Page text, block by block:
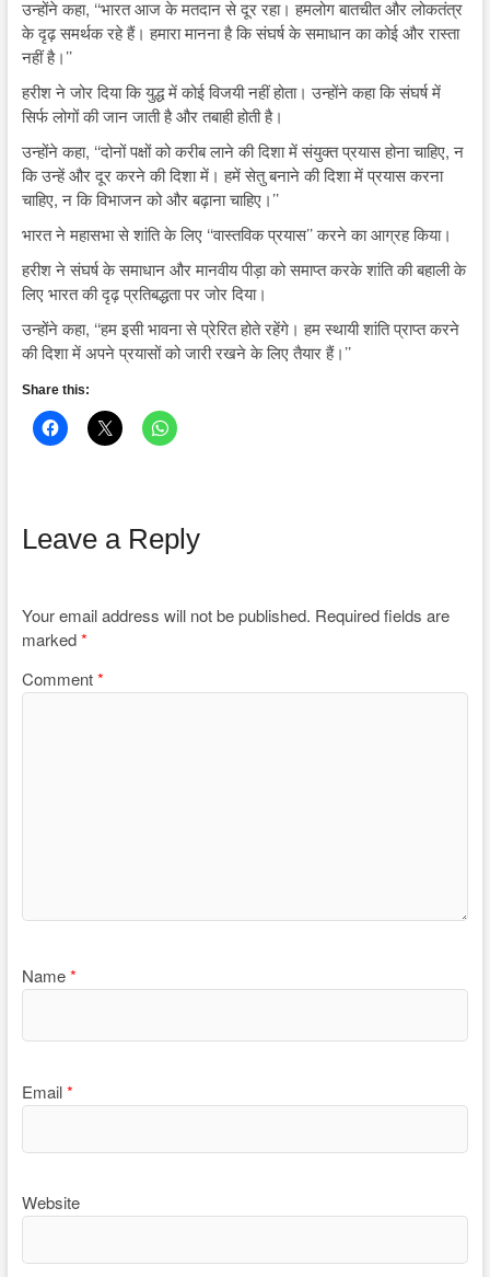
उन्होंने कहा, ‘‘भारत आज के मतदान से दूर रहा। हमलोग बातचीत और लोकतंत्र
के दृढ़ समर्थक रहे हैं। हमारा मानना है कि संघर्ष के समाधान का कोई और रास्ता
नहीं है।’’
हरीश ने जोर दिया कि युद्ध में कोई विजयी नहीं होता। उन्होंने कहा कि संघर्ष में
सिर्फ लोगों की जान जाती है और तबाही होती है।
उन्होंने कहा, ‘‘दोनों पक्षों को करीब लाने की दिशा में संयुक्त प्रयास होना चाहिए, न
कि उन्हें और दूर करने की दिशा में। हमें सेतु बनाने की दिशा में प्रयास करना
चाहिए, न कि विभाजन को और बढ़ाना चाहिए।’’
भारत ने महासभा से शांति के लिए ‘‘वास्तविक प्रयास’’ करने का आग्रह किया।
हरीश ने संघर्ष के समाधान और मानवीय पीड़ा को समाप्त करके शांति की बहाली के
लिए भारत की दृढ़ प्रतिबद्धता पर जोर दिया।
उन्होंने कहा, ‘‘हम इसी भावना से प्रेरित होते रहेंगे। हम स्थायी शांति प्राप्त करने
की दिशा में अपने प्रयासों को जारी रखने के लिए तैयार हैं।’’
Share this:
Leave a Reply
Your email address will not be published. Required fields are
marked*
Comment*
Name*
Email*
Website